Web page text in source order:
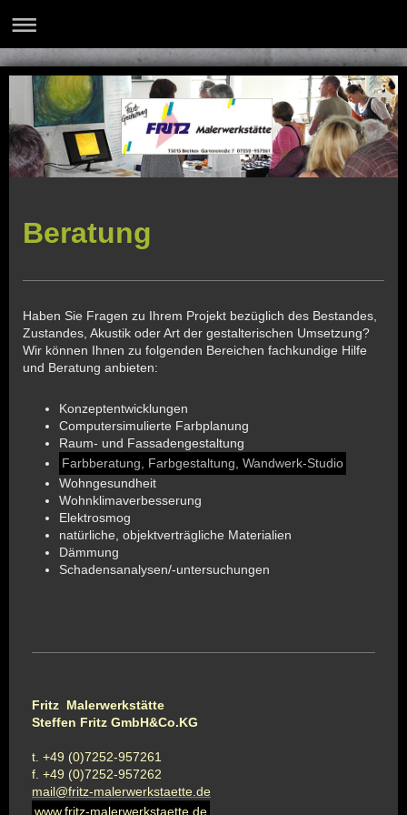
Beratung
Haben Sie Fragen zu Ihrem Projekt bezüglich des Bestandes,
Zustandes, Akustik oder Art der gestalterischen Umsetzung?
Wir können Ihnen zu folgenden Bereichen fachkundige Hilfe
und Beratung anbieten:
Konzeptentwicklungen
Computersimulierte Farbplanung
Raum- und Fassadengestaltung
Farbberatung, Farbgestaltung, Wandwerk-Studio
Wohngesundheit
Wohnklimaverbesserung
Elektrosmog
natürliche, objektverträgliche Materialien
Dämmung
Schadensanalysen/-untersuchungen
Fritz Malerwerkstätte
Steffen Fritz GmbH&Co.KG
t. +49 (0)7252-957261
f. +49 (0)7252-957262
mail@fritz-malerwerkstaette.de
www.fritz-malerwerkstaette.de